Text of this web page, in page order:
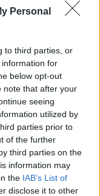
Personal
to third parties, or
for
below opt-out
note that after your
seeing
utilized by
parties prior to
of the further
third parties on the
information may
the IAB’s List of
disclose it to other
e la formazione
anche
rispettino
è solo una
una strategia
Adottando
la protezione
le aziende
e costruire una